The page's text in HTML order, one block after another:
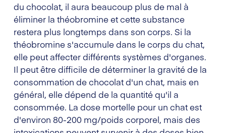
du chocolat, il aura beaucoup plus de mal à
éliminer la théobromine et cette substance
restera plus longtemps dans son corps. Si la
théobromine s'accumule dans le corps du chat,
elle peut affecter différents systèmes d'organes.
Il peut être difficile de déterminer la gravité de la
consommation de chocolat d'un chat, mais en
général, elle dépend de la quantité qu'il a
consommée. La dose mortelle pour un chat est
d'environ 80-200 mg/poids corporel, mais des